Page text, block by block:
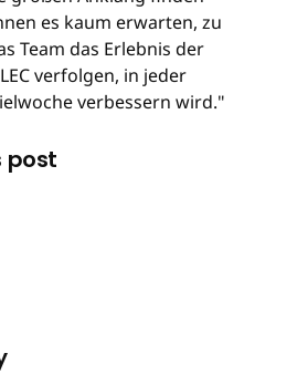
es kaum erwarten, zu
Team das Erlebnis der
verfolgen, in jeder
verbessern wird."
post